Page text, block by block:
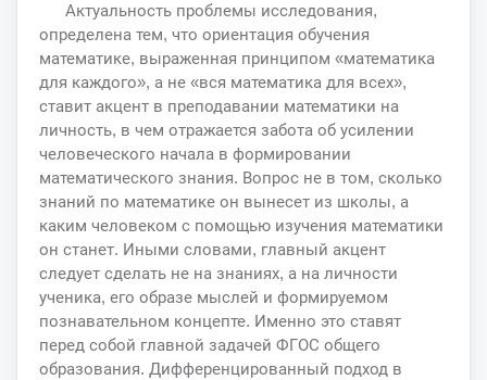
Актуальность проблемы исследования,
определена тем, что ориентация обучения
математике, выраженная принципом «математика
для каждого», а не «вся математика для всех»,
ставит акцент в преподавании математики на
личность, в чем отражается забота об усилении
человеческого начала в формировании
математического знания. Вопрос не в том, сколько
знаний по математике он вынесет из школы, а
каким человеком с помощью изучения математики
он станет. Иными словами, главный акцент
следует сделать не на знаниях, а на личности
ученика, его образе мыслей и формируемом
познавательном концепте. Именно это ставят
перед собой главной задачей ФГОС общего
образования. Дифференцированный подход в